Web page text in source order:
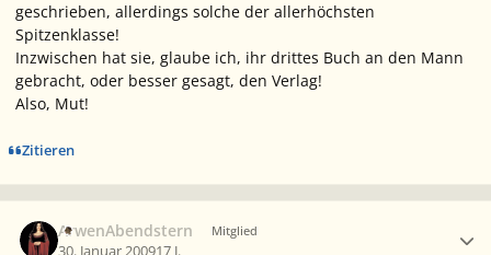
geschrieben, allerdings solche der allerhöchsten
Spitzenklasse!
Inzwischen hat sie, glaube ich, ihr drittes Buch an den Mann
gebracht, oder besser gesagt, den Verlag!
Also, Mut!
Zitieren
ArwenAbendstern Mitglied
30. Januar 200917 J.